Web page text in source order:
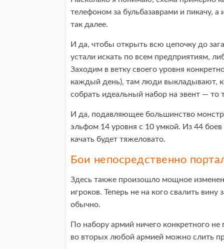
телефоном за бульбазаврами и пикачу,
так далее.
И да, чтобы открыть всю цепочку до
устали искать по всем предприятиям,
Заходим в ветку своего уровня
каждый день), там люди выкладывают,
собрать идеальный набор на эвент — то
И да, подавляющее большинство
эльфом 14 уровня с 10 умкой. Из 44
качать будет тяжеловато.
Бои непосредственно
Здесь также произошло мощное
игроков. Теперь не на кого свалить
обычно.
По набору армий ничего конкретного
во вторых любой армией можно слить